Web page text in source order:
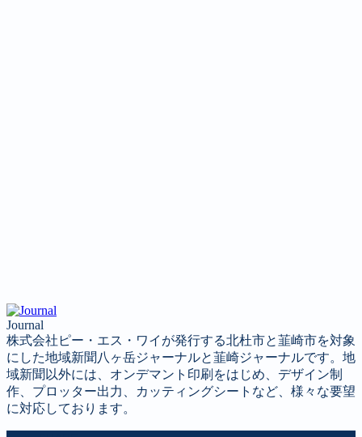
Journal
株式会社ピー・エス・ワイが発行する北杜市と韮崎市を対象
にした地域新聞八ヶ岳ジャーナルと韮崎ジャーナルです。地
域新聞以外には、オンデマント印刷をはじめ、デザイン制
作、プロッター出力、カッティングシートなど、様々な要望
に対応しております。